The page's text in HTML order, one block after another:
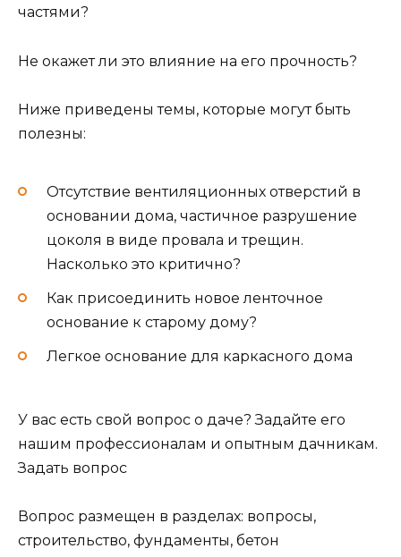
частями?
Не окажет ли это влияние на его прочность?
Ниже приведены темы, которые могут быть
полезны:
Отсутствие вентиляционных отверстий в
основании дома, частичное разрушение
цоколя в виде провала и трещин.
Насколько это критично?
Как присоединить новое ленточное
основание к старому дому?
Легкое основание для каркасного дома
У вас есть свой вопрос о даче? Задайте его
нашим профессионалам и опытным дачникам.
Задать вопрос
Вопрос размещен в разделах: вопросы,
строительство, фундаменты, бетон